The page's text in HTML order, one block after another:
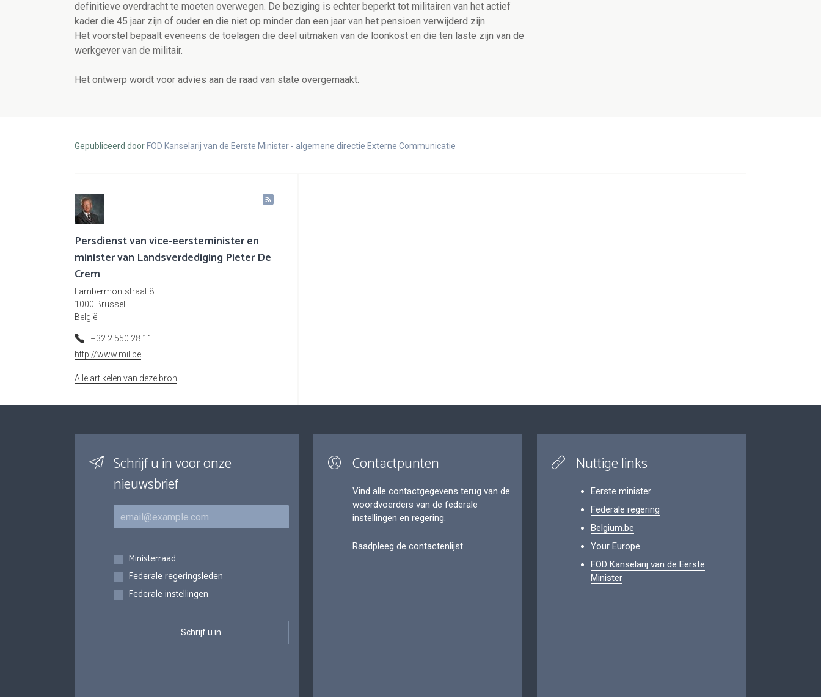
definitieve overdracht te moeten overwegen. De beziging is echter beperkt tot militairen van het actief
kader die 45 jaar zijn of ouder en die niet op minder dan een jaar van het pensioen verwijderd zijn.
Het voorstel bepaalt eveneens de toelagen die deel uitmaken van de loonkost en die ten laste zijn van de
werkgever van de militair.
Het ontwerp wordt voor advies aan de raad van state overgemaakt.
Gepubliceerd door FOD Kanselarij van de Eerste Minister - algemene directie Externe Communicatie
Persdienst van vice-eersteminister en
minister van Landsverdediging Pieter De
Crem
Lambermontstraat 8
1000 Brussel
België
+32 2 550 28 11
http://www.mil.be
Alle artikelen van deze bron
Schrijf u in voor onze
nieuwsbrief
E-mail
Inschrijvingen
Ministerraad
Federale regeringsleden
Federale instellingen
Contactpunten
Vind alle contactgegevens terug van de
woordvoerders van de federale
instellingen en regering.
Raadpleeg de contactenlijst
Nuttige links
Eerste minister
Federale regering
Belgium.be
Your Europe
FOD Kanselarij van de Eerste
Minister